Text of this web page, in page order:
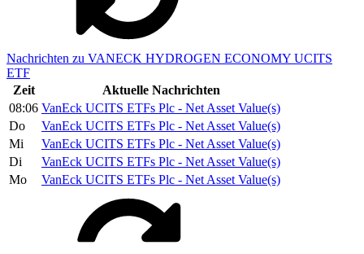
Nachrichten zu VANECK HYDROGEN ECONOMY UCITS
ETF
Zeit
Aktuelle Nachrichten
08:06 VanEck UCITS ETFs Plc - Net Asset Value(s)
Do
VanEck UCITS ETFs Plc - Net Asset Value(s)
Mi
VanEck UCITS ETFs Plc - Net Asset Value(s)
Di
VanEck UCITS ETFs Plc - Net Asset Value(s)
Mo
VanEck UCITS ETFs Plc - Net Asset Value(s)